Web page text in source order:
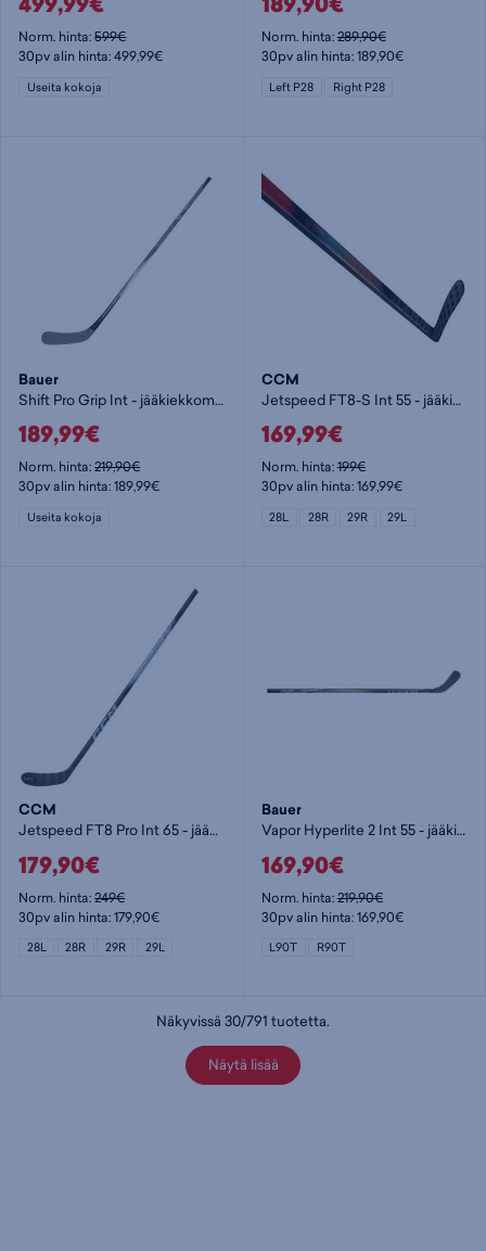
Norm. hinta:599€
30pv alin hinta: 499,99€
Useita kokoja
Norm. hinta:289,90€
30pv alin hinta: 189,90€
Left P28 Right P28
Bauer
Shift Pro Grip Int - jääkiekkomaila
189,99€
Norm. hinta:219,90€
30pv alin hinta: 189,99€
Useita kokoja
CCM
Jetspeed FT8-S Int 55 - jääkiekkomaila
169,99€
Norm. hinta:199€
30pv alin hinta: 169,99€
28L 28R 29R 29L
CCM
Jetspeed FT8 Pro Int 65 - jääkiekkomaila
179,90€
Norm. hinta:249€
30pv alin hinta: 179,90€
28L 28R 29R 29L
Bauer
Vapor Hyperlite 2 Int 55 - jääkiekkomaila
169,90€
Norm. hinta:219,90€
30pv alin hinta: 169,90€
L90T R90T
Näkyvissä 30/791 tuotetta.
Näytä lisää